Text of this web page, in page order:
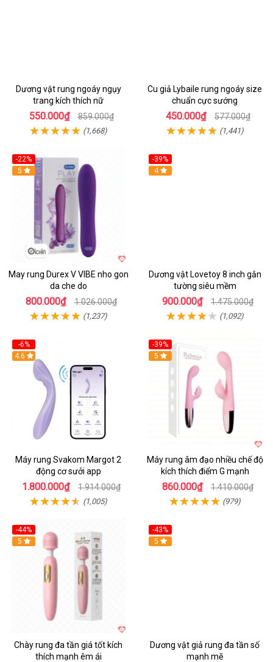
Dương vật rung ngoáy ngụy
trang kích thích nữ
550.000₫ 859.000₫
(1,668)
Cu giả Lybaile rung ngoáy size
chuẩn cực sướng
450.000₫ 577.000₫
(1,441)
-22%
Hot
5
May rung Durex V VIBE nho gon
da che do
800.000₫ 1.026.000₫
(1,237)
-39%
Hot
4
Dương vật Lovetoy 8 inch gắn
tường siêu mềm
900.000₫ 1.475.000₫
(1,092)
-6%
4.6
Máy rung Svakom Margot 2
động cơ sưởi app
1.800.000₫ 1.914.000₫
(1,005)
-39%
Hot
5
Máy rung âm đạo nhiều chế độ
kích thích điểm G mạnh
860.000₫ 1.410.000₫
(979)
-44%
Hot
5
Chày rung đa tần giá tốt kích
thích mạnh êm ái
-43%
Hot
5
Dương vật giả rung đa tần số
mạnh mẽ